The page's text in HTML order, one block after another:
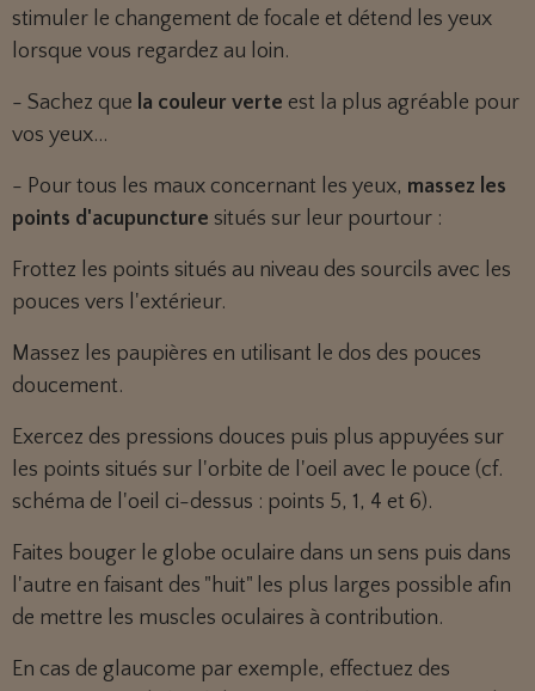
stimuler le changement de focale et détend les yeux
lorsque vous regardez au loin.
- Sachez que la couleur verte est la plus agréable pour
vos yeux...
- Pour tous les maux concernant les yeux, massez les
points d'acupuncture situés sur leur pourtour :
Frottez les points situés au niveau des sourcils avec les
pouces vers l'extérieur.
Massez les paupières en utilisant le dos des pouces
doucement.
Exercez des pressions douces puis plus appuyées sur
les points situés sur l'orbite de l'oeil avec le pouce (cf.
schéma de l'oeil ci-dessus : points 5, 1, 4 et 6).
Faites bouger le globe oculaire dans un sens puis dans
l'autre en faisant des "huit" les plus larges possible afin
de mettre les muscles oculaires à contribution.
En cas de glaucome par exemple, effectuez des